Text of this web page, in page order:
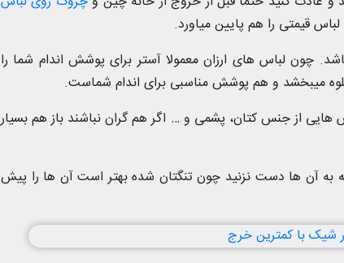
قیمتی را هم پایین میاورد.
چون لباس های ارزان معمولا آستر برای پوشش اندام شما را
جلوه میبخشد و هم پوشش مناسبی برای اندام شماست.
هایی از جنس کتان، پشمی و … اگر هم گران نباشند باز هم بسیار
به آن ها دست نزنید چون تنگتان شده بهتر است آن ها را پیش